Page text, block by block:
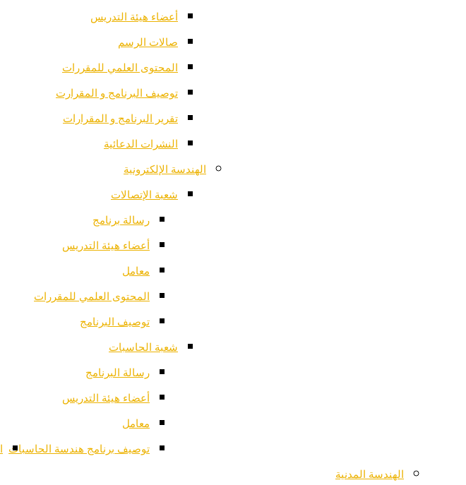
أعضاء هيئة التدريس
صالات الرسم
المحتوى العلمي للمقررات
توصيف البرنامج و المقرارت
تقرير البرنامج و المقرارات
النشرات الدعائية
الهندسة الإلكترونية
شعبة الإتصالات
رسالة برنامج
أعضاء هيئة التدريس
معامل
المحتوى العلمي للمقررات
توصيف البرنامج
شعبة الحاسبات
رسالة البرنامج
أعضاء هيئة التدريس
معامل
توصيف برنامج هندسة الحاسبات
الهندسة المدنية